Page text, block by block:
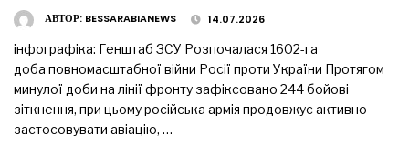
АВТОР: BESSARABIANEWS 14.07.2026
інфографіка: Генштаб ЗСУ Розпочалася 1602-га
доба повномасштабної війни Росії проти України Протягом
минулої доби на лінії фронту зафіксовано 244 бойові
зіткнення, при цьому російська армія продовжує активно
застосовувати авіацію, …